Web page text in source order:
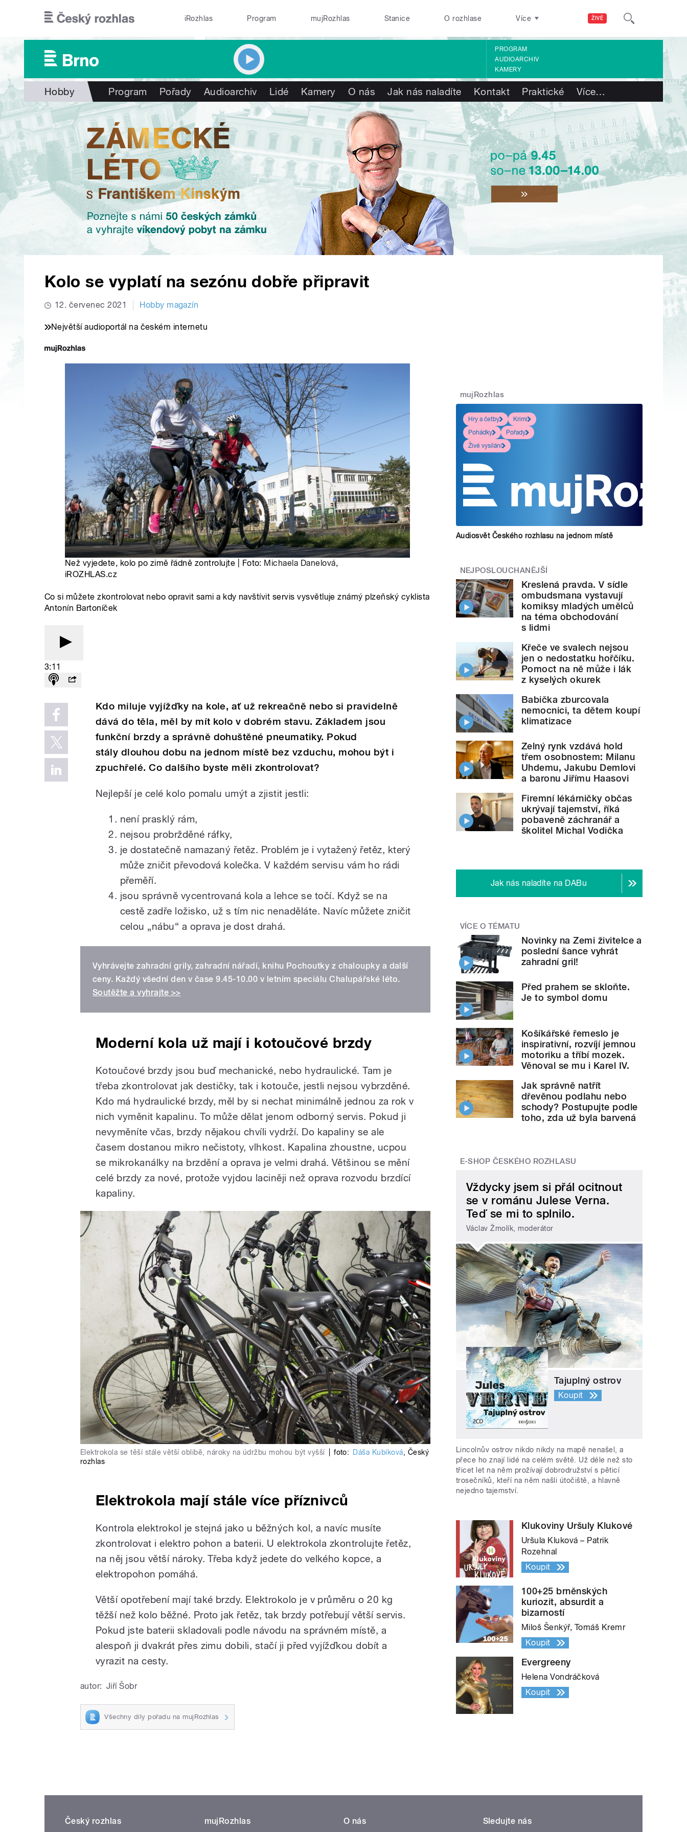
ŽIVĚ
iRozhlas Program mujRozhlas Stanice O rozhlase Více
PROGRAM
AUDIOARCHIV
KAMERY
Hobby Program Pořady Audioarchiv Lidé Kamery O nás Jak nás naladíte Kontakt Praktické Více…
Kolo se vyplatí na sezónu dobře připravit
12. červenec 2021 Hobby magazín
Největší audioportál na českém internetu
Než vyjedete, kolo po zimě řádně zontrolujte | Foto: Michaela Danelová,
iROZHLAS.cz
Co si můžete zkontrolovat nebo opravit sami a kdy navštívit servis vysvětluje známý plzeňský cyklista
Antonín Bartoníček
3:11
Kdo miluje vyjížďky na kole, ať už rekreačně nebo si pravidelně
dává do těla, měl by mít kolo v dobrém stavu. Základem jsou
funkční brzdy a správně dohuštěné pneumatiky. Pokud
stály dlouhou dobu na jednom místě bez vzduchu, mohou být i
zpuchřelé. Co dalšího byste měli zkontrolovat?
Nejlepší je celé kolo pomalu umýt a zjistit jestli:
není prasklý rám,
nejsou probržděné ráfky,
je dostatečně namazaný řetěz. Problém je i vytažený řetěz, který
může zničit převodová kolečka. V každém servisu vám ho rádi
přeměří.
jsou správně vycentrovaná kola a lehce se točí. Když se na
cestě zadře ložisko, už s tím nic nenaděláte. Navíc můžete zničit
celou „nábu“ a oprava je dost drahá.
Vyhrávejte zahradní grily, zahradní nářadí, knihu Pochoutky z chaloupky a další
ceny. Každý všední den v čase 9.45-10.00 v letním speciálu Chalupářské léto.
Soutěžte a vyhrajte >>
Moderní kola už mají i kotoučové brzdy
Kotoučové brzdy jsou buď mechanické, nebo hydraulické. Tam je
třeba zkontrolovat jak destičky, tak i kotouče, jestli nejsou vybrzděné.
Kdo má hydraulické brzdy, měl by si nechat minimálně jednou za rok v
nich vyměnit kapalinu. To může dělat jenom odborný servis. Pokud ji
nevyměníte včas, brzdy nějakou chvíli vydrží. Do kapaliny se ale
časem dostanou mikro nečistoty, vlhkost. Kapalina zhoustne, ucpou
se mikrokanálky na brzdění a oprava je velmi drahá. Většinou se mění
celé brzdy za nové, protože vyjdou laciněji než oprava rozvodu brzdící
kapaliny.
Elektrokola se těší stále větší oblibě, nároky na údržbu mohou být vyšší foto: Dáša Kubíková, Český
rozhlas
Elektrokola mají stále více příznivců
Kontrola elektrokol je stejná jako u běžných kol, a navíc musíte
zkontrolovat i elektro pohon a baterii. U elektrokola zkontrolujte řetěz,
na něj jsou větší nároky. Třeba když jedete do velkého kopce, a
elektropohon pomáhá.
Větší opotřebení mají také brzdy. Elektrokolo je v průměru o 20 kg
těžší než kolo běžné. Proto jak řetěz, tak brzdy potřebují větší servis.
Pokud jste baterii skladovali podle návodu na správném místě, a
alespoň ji dvakrát přes zimu dobili, stačí ji před vyjížďkou dobít a
vyrazit na cesty.
autor: Jiří Šobr
Všechny díly pořadu na mujRozhlas
mujRozhlas
Hry a četby
Krimi
Pohádky
Pořady
Živé vysílání
Audiosvět Českého rozhlasu na jednom místě
NEJPOSLOUCHANĚJŠÍ
Kreslená pravda. V sídle
ombudsmana vystavují
komiksy mladých umělců
na téma obchodování
s lidmi
Křeče ve svalech nejsou
jen o nedostatku hořčíku.
Pomoct na ně může i lák
z kyselých okurek
Babička zburcovala
nemocnici, ta dětem koupí
klimatizace
Zelný rynk vzdává hold
třem osobnostem: Milanu
Uhdemu, Jakubu Demlovi
a baronu Jiřímu Haasovi
Firemní lékárničky občas
ukrývají tajemství, říká
pobaveně záchranář a
školitel Michal Vodička
Jak nás naladíte na DABu
VÍCE O TÉMATU
Novinky na Zemi živitelce a
poslední šance vyhrát
zahradní gril!
Před prahem se skloňte.
Je to symbol domu
Košíkářské řemeslo je
inspirativní, rozvíjí jemnou
motoriku a tříbí mozek.
Věnoval se mu i Karel IV.
Jak správně natřít
dřevěnou podlahu nebo
schody? Postupujte podle
toho, zda už byla barvená
E-SHOP ČESKÉHO ROZHLASU
Vždycky jsem si přál ocitnout
se v románu Julese Verna.
Teď se mi to splnilo.
Václav Žmolík, moderátor
Tajuplný ostrov
Koupit
Lincolnův ostrov nikdo nikdy na mapě nenašel, a
přece ho znají lidé na celém světě. Už déle než sto
třicet let na něm prožívají dobrodružství s pěticí
trosečníků, kteří na něm našli útočiště, a hlavně
nejedno tajemství.
Klukoviny Uršuly Klukové
Uršula Kluková – Patrik
Rozehnal
Koupit
100+25 brněnských
kuriozit, absurdit a
bizarností
Miloš Šenkýř, Tomáš Kremr
Koupit
Evergreeny
Helena Vondráčková
Koupit
Český rozhlas mujRozhlas O nás Sledujte nás